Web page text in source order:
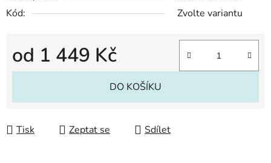
Kód:
Zvolte variantu
od 1 449 Kč
Měrná cena:
DO KOŠÍKU
Tisk Zeptat se Sdílet